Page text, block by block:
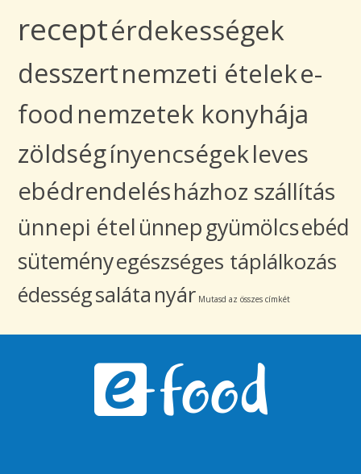
receptérdekességek
desszertnemzeti ételeke-
food nemzetek konyhája
zöldségínyencségekleves
ebédrendelésházhoz szállítás
ünnepi ételünnepgyümölcsebéd
süteményegészséges táplálkozás
édességsaláta nyár Mutasd az összes címkét